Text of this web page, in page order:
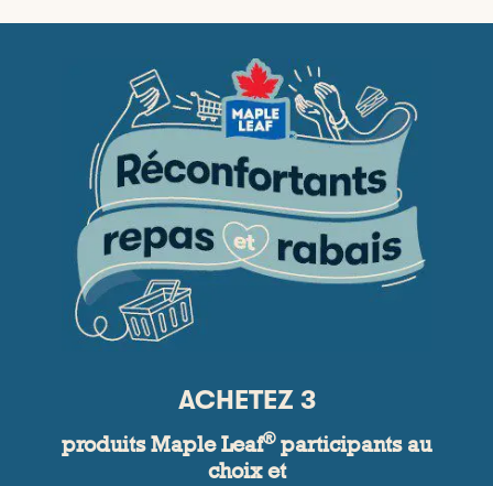
ACHETEZ 3
produits Maple Leaf®participants au
choix et